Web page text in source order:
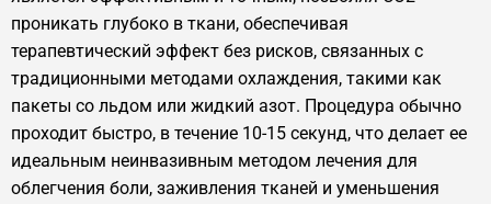
проникать глубоко в ткани, обеспечивая
терапевтический эффект без рисков, связанных с
традиционными методами охлаждения, такими как
пакеты со льдом или жидкий азот. Процедура обычно
проходит быстро, в течение 10-15 секунд, что делает ее
идеальным неинвазивным методом лечения для
облегчения боли, заживления тканей и уменьшения